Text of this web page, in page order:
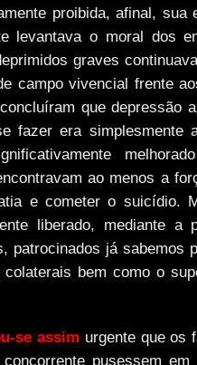
proibida, afinal, sua
levantava o moral dos
graves
campo vivencial frente
que depressão
fazer era simplesmente
ao menos a
e cometer o suicídio.
liberado, mediante a
patrocinados já sabemos
bem como o
se assim urgente que os
concorrente pusessem